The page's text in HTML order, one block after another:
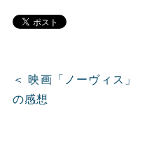
＜ 映画「ノーヴィス」
の感想